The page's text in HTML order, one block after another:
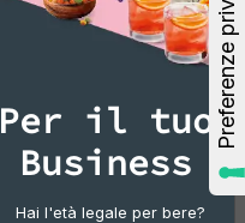
Per il tuo
Business
Hai l'età legale per bere?